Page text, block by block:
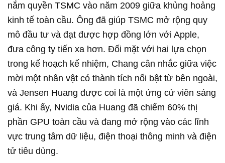
nắm quyền TSMC vào năm 2009 giữa khủng hoảng
kinh tế toàn cầu. Ông đã giúp TSMC mở rộng quy
mô đầu tư và đạt được hợp đồng lớn với Apple,
đưa công ty tiến xa hơn. Đối mặt với hai lựa chọn
trong kế hoạch kế nhiệm, Chang cân nhắc giữa việc
mời một nhân vật có thành tích nổi bật từ bên ngoài,
và Jensen Huang được coi là một ứng cử viên sáng
giá. Khi ấy, Nvidia của Huang đã chiếm 60% thị
phần GPU toàn cầu và đang mở rộng vào các lĩnh
vực trung tâm dữ liệu, điện thoại thông minh và điện
tử tiêu dùng.